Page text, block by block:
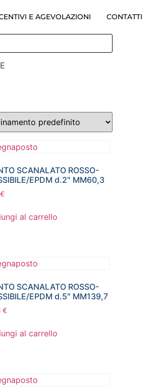
E AGEVOLAZIONI CONTATTI
SCANALATO ROSSO-
EPDM d.2″ MM60,3
€
al carrello
SCANALATO ROSSO-
EPDM d.5″ MM139,7
€
al carrello